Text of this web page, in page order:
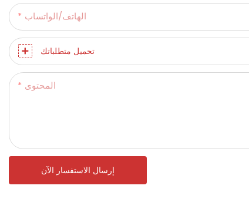
الهاتف/الواتساب
تحميل متطلباتك
المحتوى
إرسال الاستفسار الآن